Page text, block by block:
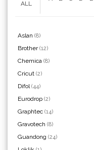
ALL
Aslan (8)
Brother(12)
Chemica (8)
Cricut (2)
Difol(44)
Eurodrop (2)
Graphtec (14)
Gravotech (8)
Guandong (24)